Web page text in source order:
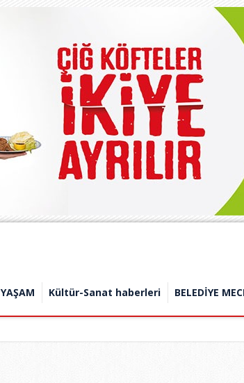
YAŞAM Kültür-Sanat haberleri BELEDİYE